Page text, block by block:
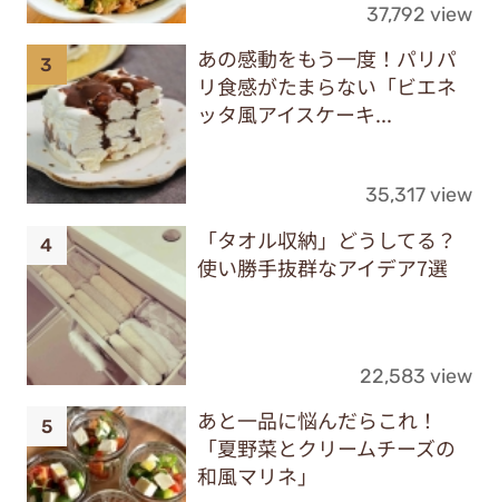
37,792 view
あの感動をもう一度！パリパ
リ食感がたまらない「ビエネ
ッタ風アイスケーキ...
35,317 view
「タオル収納」どうしてる？
使い勝手抜群なアイデア7選
22,583 view
あと一品に悩んだらこれ！
「夏野菜とクリームチーズの
和風マリネ」